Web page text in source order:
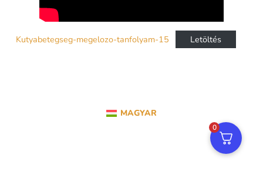
Kutyabetegseg-megelozo-tanfolyam-15 Letöltés
MAGYAR
0